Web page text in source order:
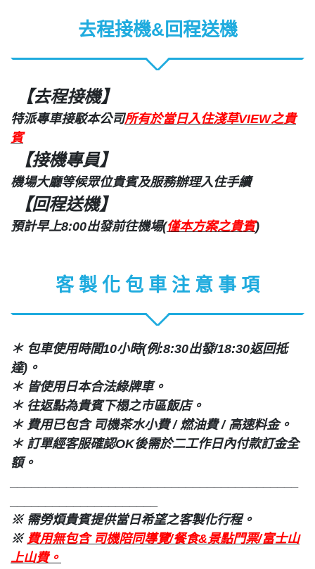
去程接機&回程送機
【去程接機】
特派專車接駁本公司所有於當日入住淺草VIEW之貴
賓
【接機專員】
機場大廳等候眾位貴賓及服務辦理入住手續
【回程送機】
預計早上8:00出發前往機場(僅本方案之貴賓)
客 製 化 包 車 注 意 事 項
＊ 包車使用時間10小時(例:8:30出發/18:30返回抵
達)。
＊ 皆使用日本合法綠牌車。
＊ 往返點為貴賓下榻之市區飯店。
＊ 費用已包含 司機茶水小費 / 燃油費 / 高速料金。
＊ 訂單經客服確認OK後需於二工作日內付款訂金全
額。
※ 需勞煩貴賓提供當日希望之客製化行程。
※ 費用無包含 司機陪同導覽/餐食&景點門票/富士山
上山費。